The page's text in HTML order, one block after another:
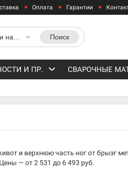
Оплата Гарантии
Поиск
И ПР. СВАРОЧНЫЕ
и верхнюю часть ног от брызг
— от 2 531 до 6 493 руб.